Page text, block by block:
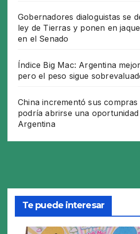
Gobernadores dialoguistas se
ley de Tierras y ponen en
en el Senado
Índice Big Mac: Argentina
pero el peso sigue
China incrementó sus
podría abrirse una
Argentina
Te puede interesar